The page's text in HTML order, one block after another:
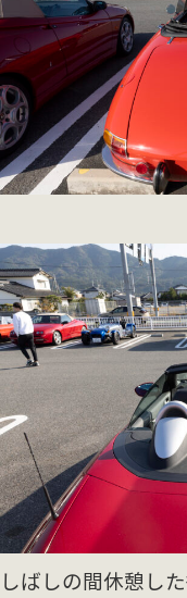
しばしの間休憩し